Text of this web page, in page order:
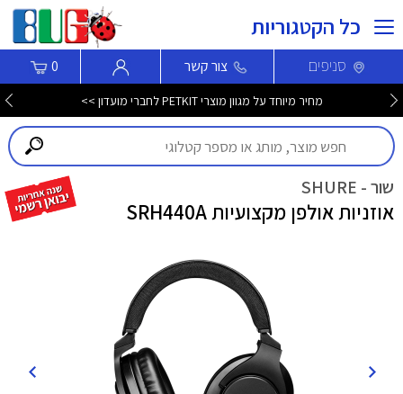
כל הקטגוריות
סניפים צור קשר 0
מחיר מיוחד על מגוון מוצרי PETKIT לחברי מועדון >>
שור - SHURE
אוזניות אולפן מקצועיות SRH440A